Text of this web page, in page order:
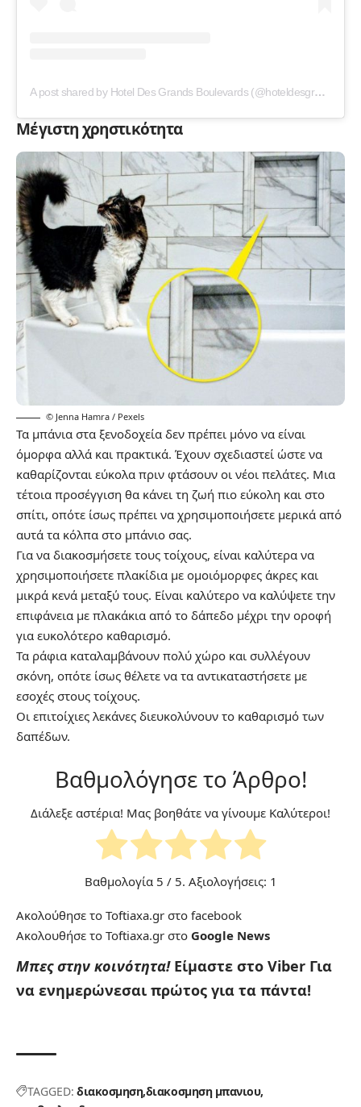
A post shared by Hotel Des Grands Boulevards (@hoteldesgrandsboulevards)
Μέγιστη χρηστικότητα
© Jenna Hamra / Pexels
Τα μπάνια στα ξενοδοχεία δεν πρέπει μόνο να είναι
όμορφα αλλά και πρακτικά. Έχουν σχεδιαστεί ώστε να
καθαρίζονται εύκολα πριν φτάσουν οι νέοι πελάτες. Μια
τέτοια προσέγγιση θα κάνει τη ζωή πιο εύκολη και στο
σπίτι, οπότε ίσως πρέπει να χρησιμοποιήσετε μερικά από
αυτά τα κόλπα στο μπάνιο σας.
Για να διακοσμήσετε τους τοίχους, είναι καλύτερα να
χρησιμοποιήσετε πλακίδια με ομοιόμορφες άκρες και
μικρά κενά μεταξύ τους. Είναι καλύτερο να καλύψετε την
επιφάνεια με πλακάκια από το δάπεδο μέχρι την οροφή
για ευκολότερο καθαρισμό.
Τα ράφια καταλαμβάνουν πολύ χώρο και συλλέγουν
σκόνη, οπότε ίσως θέλετε να τα αντικαταστήσετε με
εσοχές στους τοίχους.
Οι επιτοίχιες λεκάνες διευκολύνουν το καθαρισμό των
δαπέδων.
Βαθμολόγησε το Άρθρο!
Διάλεξε αστέρια! Μας βοηθάτε να γίνουμε Καλύτεροι!
Βαθμολογία 5 / 5. Αξιολογήσεις: 1
Ακολούθησε το Toftiaxa.gr στο facebook
Ακολουθήσε το Toftiaxa.gr στο Google News
Μπες στην κοινότητα! Είμαστε στο Viber Για
να ενημερώνεσαι πρώτος για τα πάντα!
TAGGED: διακοσμησηδιακοσμηση μπανιου